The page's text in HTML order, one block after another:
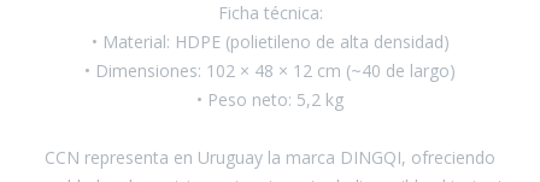
Ficha técnica:
• Material: HDPE (polietileno de alta densidad)
• Dimensiones: 102 × 48 × 12 cm (~40 de largo)
• Peso neto: 5,2 kg
CCN representa en Uruguay la marca DINGQI, ofreciendo